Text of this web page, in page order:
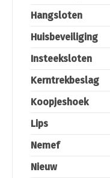
Hangsloten
Huisbeveiliging
Insteeksloten
Kerntrekbeslag
Koopjeshoek
Lips
Nemef
Nieuw